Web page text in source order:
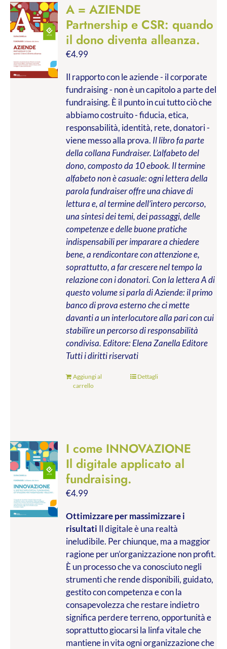
A = AZIENDE
Partnership e CSR: quando
il dono diventa alleanza.
€4.99
Il rapporto con le aziende - il corporate
fundraising - non è un capitolo a parte del
fundraising. È il punto in cui tutto ciò che
abbiamo costruito - fiducia, etica,
responsabilità, identità, rete, donatori -
viene messo alla prova. Il libro fa parte
della collana Fundraiser. L’alfabeto del
dono, composto da 10 ebook. Il termine
alfabeto non è casuale: ogni lettera della
parola fundraiser offre una chiave di
lettura e, al termine dell’intero percorso,
una sintesi dei temi, dei passaggi, delle
competenze e delle buone pratiche
indispensabili per imparare a chiedere
bene, a rendicontare con attenzione e,
soprattutto, a far crescere nel tempo la
relazione con i donatori. Con la lettera A di
questo volume si parla di Aziende: il primo
banco di prova esterno che ci mette
davanti a un interlocutore alla pari con cui
stabilire un percorso di responsabilità
condivisa. Editore: Elena Zanella Editore
Tutti i diritti riservati
Aggiungi al
carrello
Dettagli
I come INNOVAZIONE
Il digitale applicato al
fundraising.
€4.99
Ottimizzare per massimizzare i
risultati Il digitale è una realtà
ineludibile. Per chiunque, ma a maggior
ragione per un’organizzazione non profit.
È un processo che va conosciuto negli
strumenti che rende disponibili, guidato,
gestito con competenza e con la
consapevolezza che restare indietro
significa perdere terreno, opportunità e
soprattutto giocarsi la linfa vitale che
mantiene in vita ogni organizzazione che